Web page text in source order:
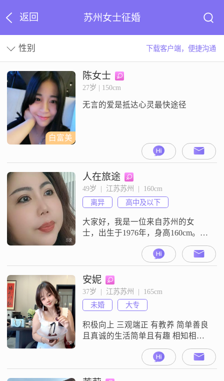
返回 苏州女士征婚
性别 下载客户端，便捷沟通
白富美
陈女士
27岁 | 150cm
无言的爱是抵达心灵最快途径
人在旅途
49岁  |  江苏苏州  |  160cm
离异
高中及以下
大家好，我是一位来自苏州的女
士，出生于1976年，身高160cm。我
的收入在每月3001到5000元之间，
目前的工作地点也是苏州。虽然我
的学历是高中及以下，但我相信生
活和工作中的经验同样重要。我性
格开朗，总是爱笑，这种乐观积极
的态度让我在生活中总能看到美好
的一面。我与人相处随和，容易相
处，不喜欢计较太多，更注重的是
真诚
安妮
37岁  |  江苏苏州  |  165cm
未婚
大专
积极向上 三观端正 有教养 简单善良
且真诚的生活简单且有趣 相知相伴